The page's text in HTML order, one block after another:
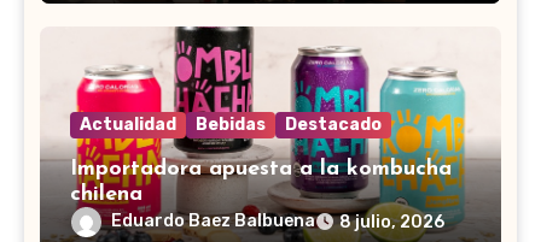
Actualidad Bebidas Destacado
Importadora apuesta a la kombucha
chilena
Eduardo Baez Balbuena 8 julio, 2026